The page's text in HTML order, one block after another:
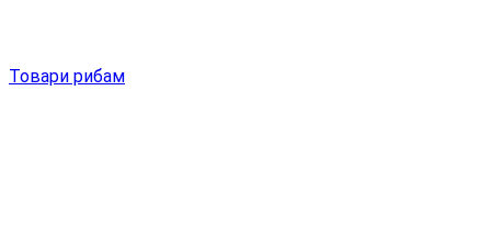
Товари рибам